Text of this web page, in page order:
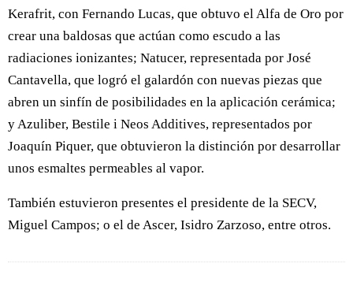
Kerafrit, con Fernando Lucas, que obtuvo el Alfa de Oro por
crear una baldosas que actúan como escudo a las
radiaciones ionizantes; Natucer, representada por José
Cantavella, que logró el galardón con nuevas piezas que
abren un sinfín de posibilidades en la aplicación cerámica;
y Azuliber, Bestile i Neos Additives, representados por
Joaquín Piquer, que obtuvieron la distinción por desarrollar
unos esmaltes permeables al vapor.
También estuvieron presentes el presidente de la SECV,
Miguel Campos; o el de Ascer, Isidro Zarzoso, entre otros.